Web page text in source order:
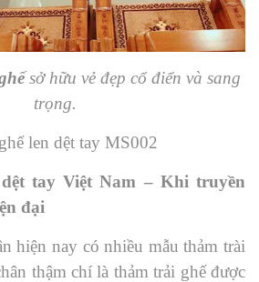
sở hữu vẻ đẹp cổ điển và sang
trọng.
len dệt tay MS002
tay Việt Nam – Khi truyền
đại
hiện nay có nhiều mẫu thảm trài
thậm chí là thảm trải ghế được